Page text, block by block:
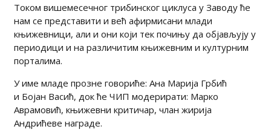
Током вишемесечног трибинског циклуса у Заводу ће
нам се представити и већ афирмисани млади
књижевници, али и они који тек почињу да објављују у
периодици и на различитим књижевним и културним
порталимa.
У име младе прозне говориће: Ана Марија Грбић
и Бојан Васић, док ће ЧИП модерирати: Марко
Аврамовић, књижевни критичар, члан жирија
Андрићеве награде.